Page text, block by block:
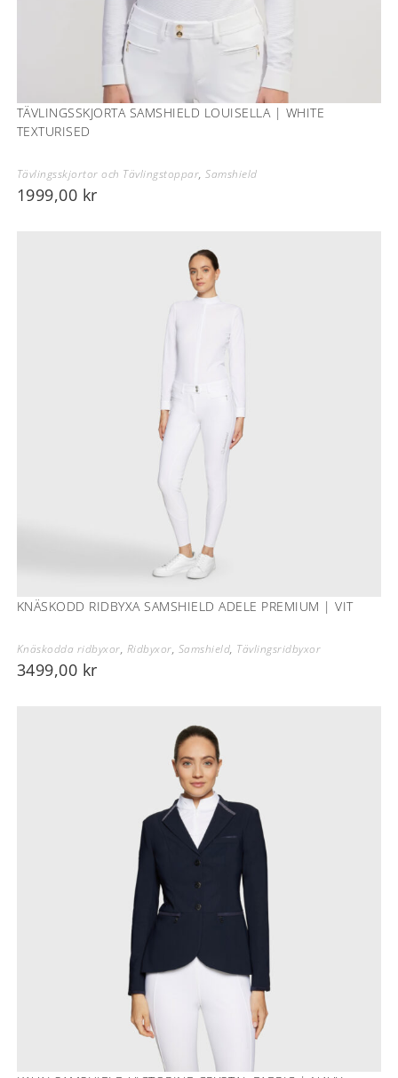
TÄVLINGSSKJORTA SAMSHIELD LOUISELLA | WHITE
TEXTURISED
Tävlingsskjortor och Tävlingstoppar,Samshield
1999,00 kr
KNÄSKODD RIDBYXA SAMSHIELD ADELE PREMIUM | VIT
Knäskodda ridbyxor, Ridbyxor, Samshield, Tävlingsridbyxor
3499,00 kr